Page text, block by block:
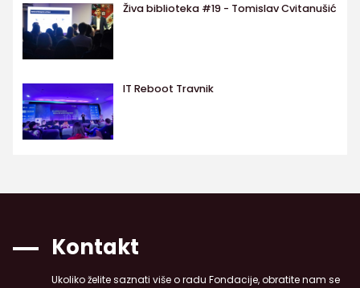
Živa biblioteka #19 - Tomislav Cvitanušić
IT Reboot Travnik
Kontakt
Ukoliko želite saznati više o radu Fondacije, obratite nam se